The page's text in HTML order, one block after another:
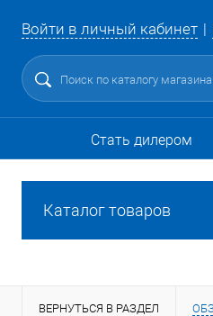
Войти в личный кабинет
Стать дилером
Каталог товаров
ВЕРНУТЬСЯ В РАЗДЕЛ